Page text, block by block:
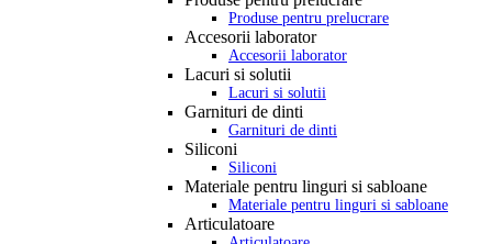
Produse pentru prelucrare
Accesorii laborator
Accesorii laborator
Lacuri si solutii
Lacuri si solutii
Garnituri de dinti
Garnituri de dinti
Siliconi
Siliconi
Materiale pentru linguri si sabloane
Materiale pentru linguri si sabloane
Articulatoare